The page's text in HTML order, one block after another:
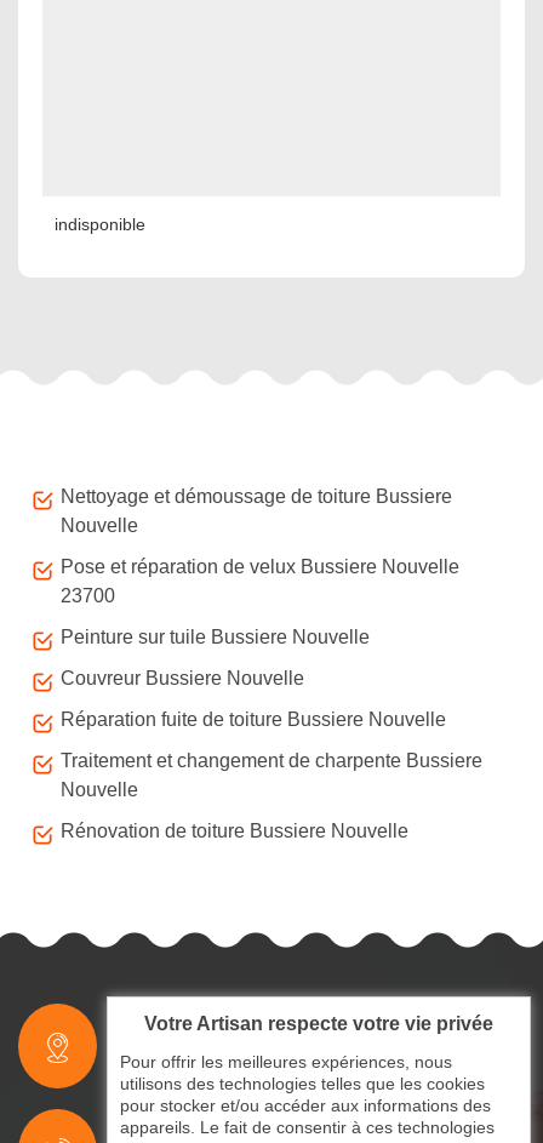
indisponible
Nettoyage et démoussage de toiture Bussiere
Nouvelle
Pose et réparation de velux Bussiere Nouvelle
23700
Peinture sur tuile Bussiere Nouvelle
Couvreur Bussiere Nouvelle
Réparation fuite de toiture Bussiere Nouvelle
Traitement et changement de charpente Bussiere
Nouvelle
Rénovation de toiture Bussiere Nouvelle
indisponible
Votre Artisan respecte votre vie privée
Pour offrir les meilleures expériences, nous
utilisons des technologies telles que les cookies
pour stocker et/ou accéder aux informations des
appareils. Le fait de consentir à ces technologies